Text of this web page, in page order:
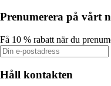
Prenumerera på vårt
Få 10 % rabatt när du
Håll kontakten